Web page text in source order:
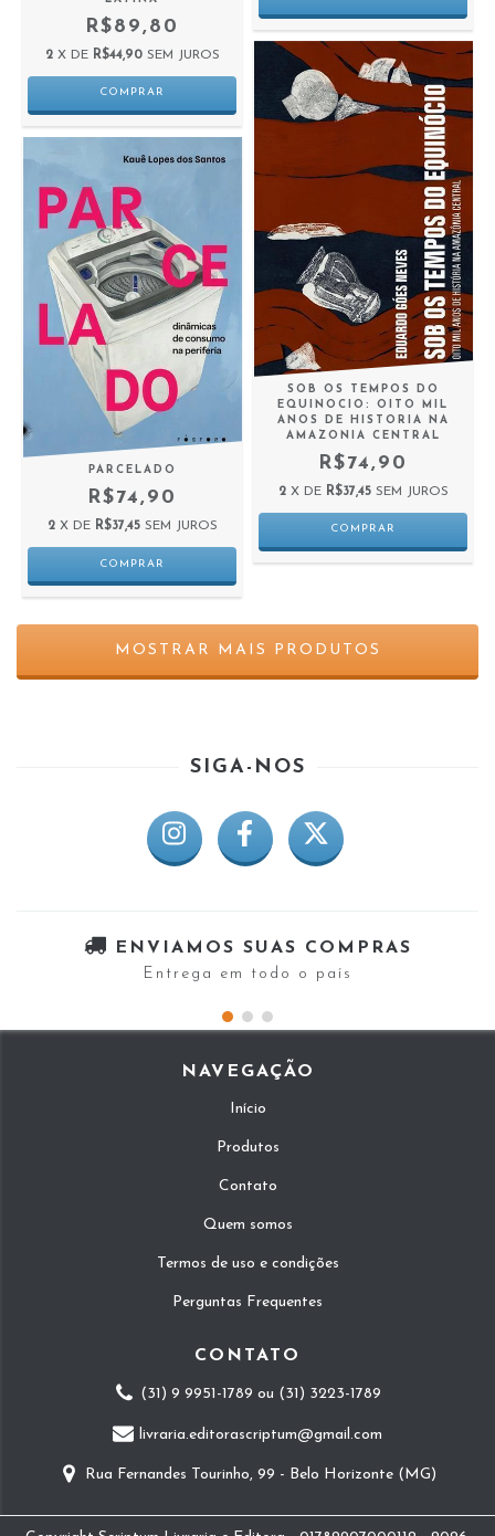
R$89,80
2 X DE R$44,90 SEM JUROS
PARCELADO
R$74,90
2 X DE R$37,45 SEM JUROS
SOB OS TEMPOS DO
EQUINOCIO: OITO MIL
ANOS DE HISTORIA NA
AMAZONIA CENTRAL
R$74,90
2 X DE R$37,45 SEM JUROS
MOSTRAR MAIS PRODUTOS
SIGA-NOS
ENVIAMOS SUAS COMPRAS
Entrega em todo o país
NAVEGAÇÃO
Início
Produtos
Contato
Quem somos
Termos de uso e condições
Perguntas Frequentes
CONTATO
(31) 9 9951-1789 ou (31) 3223-1789
livraria.editorascriptum@gmail.com
Rua Fernandes Tourinho, 99 - Belo Horizonte (MG)